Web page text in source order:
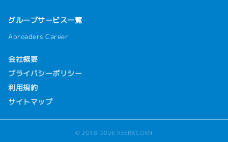
グループサービス一覧
Abroaders Career
会社概要
プライバシーポリシー
利用規約
サイトマップ
© 2018-2026 REERACOEN